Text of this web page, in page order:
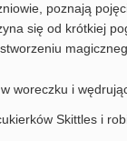
poznają
się od krótkiej
woreczku i
Skittles i